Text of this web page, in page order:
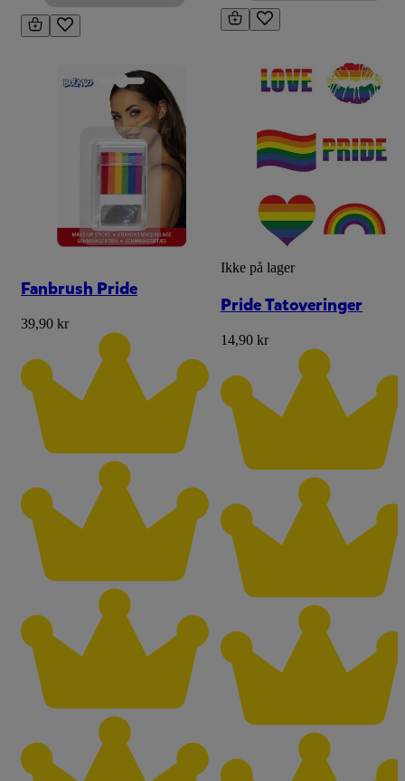
Fanbrush Pride
39,90 kr
Ikke på lager
Pride Tatoveringer
14,90 kr